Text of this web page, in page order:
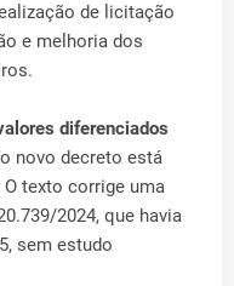
de licitação
e melhoria dos
diferenciados
novo decreto está
texto corrige uma
2024, que havia
sem estudo